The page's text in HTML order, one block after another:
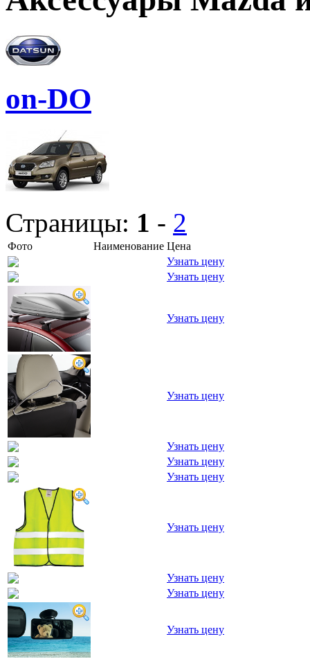
on-DO
Страницы: 1 - 2
Фото Наименование Цена
Узнать цену
Узнать цену
Узнать цену
Узнать цену
Узнать цену
Узнать цену
Узнать цену
Узнать цену
Узнать цену
Узнать цену
Узнать цену